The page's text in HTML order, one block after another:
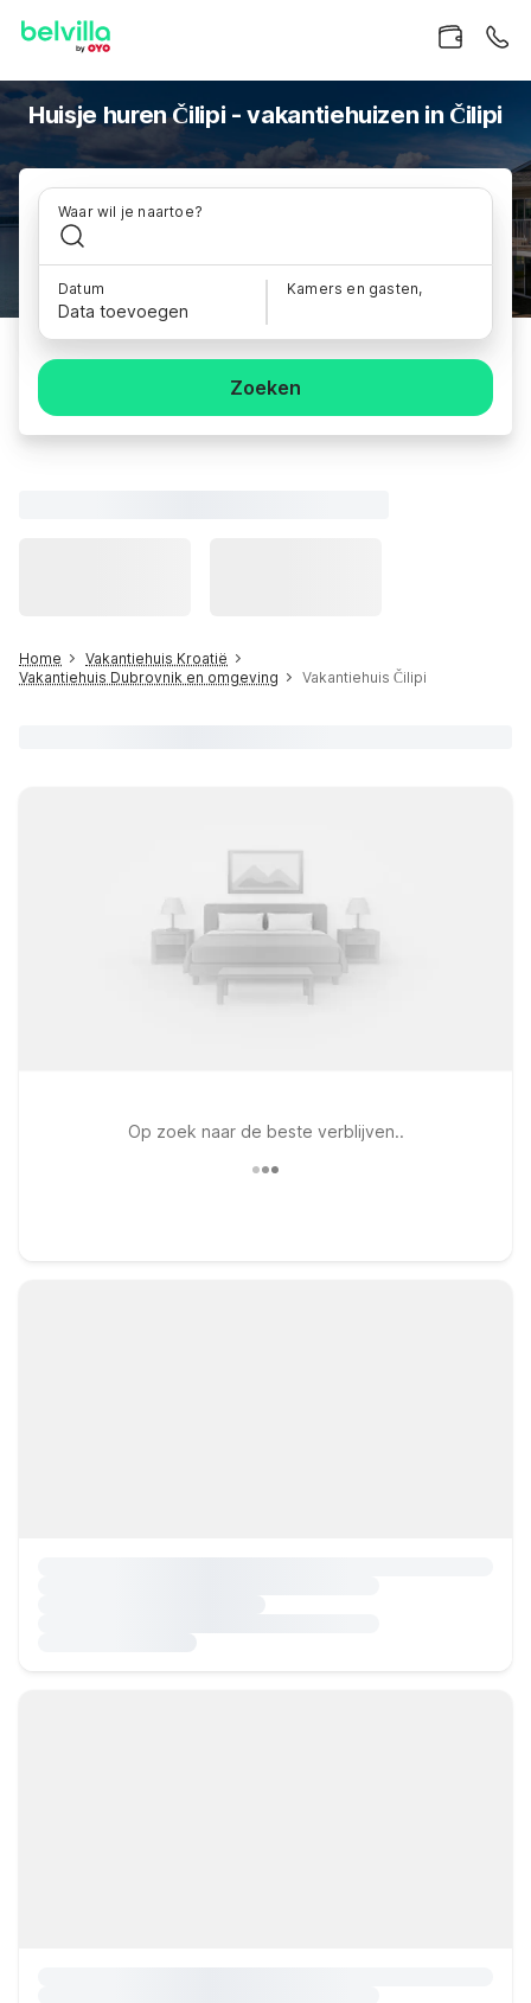
Huisje huren Čilipi - vakantiehuizen in Čilipi
Waar wil je naartoe?
Datum
Data toevoegen
Kamers en gasten,
Zoeken
Home
Vakantiehuis Kroatië
Vakantiehuis Dubrovnik en omgeving
Vakantiehuis Čilipi
Op zoek naar de beste verblijven..